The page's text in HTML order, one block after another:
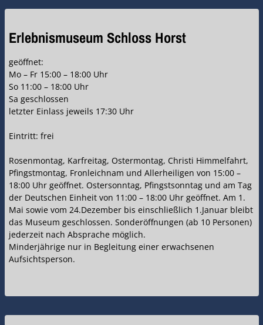
Erlebnismuseum Schloss Horst
geöffnet:
Mo – Fr 15:00 – 18:00 Uhr
So 11:00 – 18:00 Uhr
Sa geschlossen
letzter Einlass jeweils 17:30 Uhr
Eintritt: frei
Rosenmontag, Karfreitag, Ostermontag, Christi Himmelfahrt,
Pfingstmontag, Fronleichnam und Allerheiligen von 15:00 –
18:00 Uhr geöffnet. Ostersonntag, Pfingstsonntag und am Tag
der Deutschen Einheit von 11:00 – 18:00 Uhr geöffnet. Am 1.
Mai sowie vom 24.Dezember bis einschließlich 1.Januar bleibt
das Museum geschlossen. Sonderöffnungen (ab 10 Personen)
jederzeit nach Absprache möglich.
Minderjährige nur in Begleitung einer erwachsenen
Aufsichtsperson.